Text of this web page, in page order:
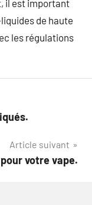
il est important
de haute
les régulations
Article suivant
votre vape.